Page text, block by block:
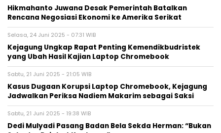
Hikmahanto Juwana Desak Pemerintah Batalkan
Rencana Negosiasi Ekonomi ke Amerika Serikat
Selasa, 24 Juni 2025 - 07:31 WIB
Kejagung Ungkap Rapat Penting Kemendikbudristek
yang Ubah Hasil Kajian Laptop Chromebook
Sabtu, 21 Juni 2025 - 21:05 WIB
Kasus Dugaan Korupsi Laptop Chromebook, Kejagung
Jadwalkan Periksa Nadiem Makarim sebagai Saksi
Sabtu, 21 Juni 2025 - 19:38 WIB
Dedi Mulyadi Pasang Badan Bela Sekda Herman: “Bukan